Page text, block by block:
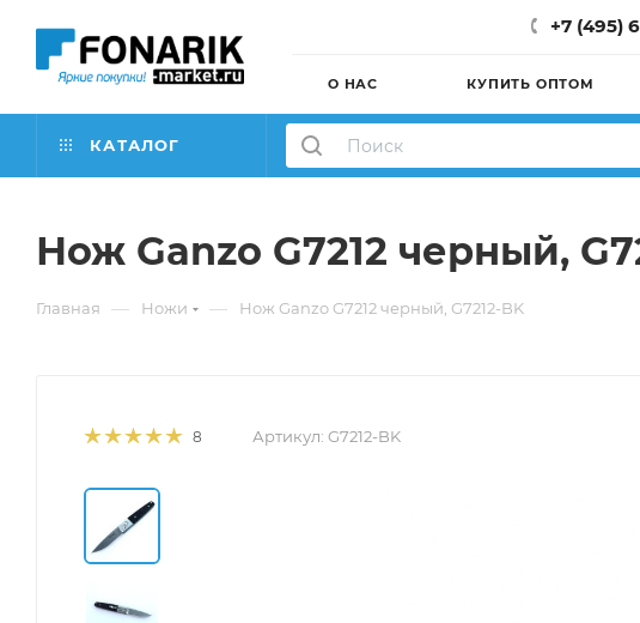
+7 (495)
О НАС КУПИТЬ ОПТОМ
КАТАЛОГ
Нож Ganzo G7212 черный,
Главная — Ножи — Нож Ganzo G7212 черный, G7212-BK
8 Артикул: G7212-BK